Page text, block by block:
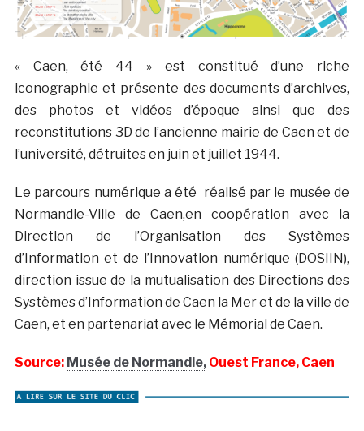
« Caen, été 44 » est constitué d’une riche
iconographie et présente des documents d’archives,
des photos et vidéos d’époque ainsi que des
reconstitutions 3D de l’ancienne mairie de Caen et de
l’université, détruites en juin et juillet 1944.
Le parcours numérique a été réalisé par le musée de
Normandie-Ville de Caen,en coopération avec la
Direction de l’Organisation des Systèmes
d’Information et de l’Innovation numérique (DOSIIN),
direction issue de la mutualisation des Directions des
Systèmes d’Information de Caen la Mer et de la ville de
Caen, et en partenariat avec le Mémorial de Caen.
Source: Musée de Normandie,Ouest France, Caen